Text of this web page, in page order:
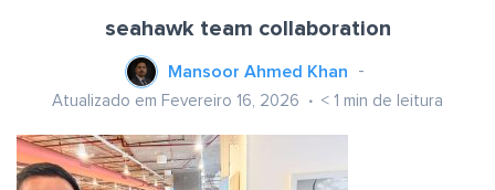
seahawk team collaboration
Mansoor Ahmed Khan
Atualizado em Fevereiro 16, 2026 < 1 min de leitura